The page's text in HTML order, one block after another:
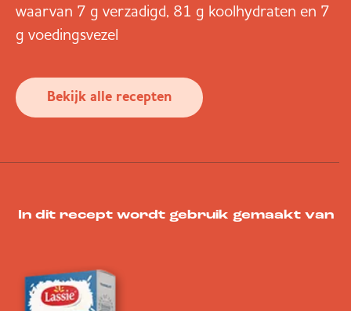
waarvan 7 g verzadigd, 81 g koolhydraten en 7
g voedingsvezel
Bekijk alle recepten
In dit recept wordt gebruik gemaakt van